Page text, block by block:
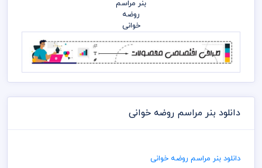
دانلود بنر مراسم روضه خوانی
دانلود بنر مراسم روضه خوانی